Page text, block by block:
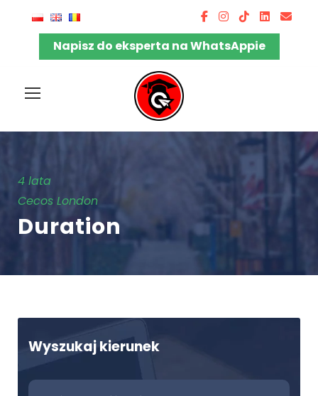
Napisz do eksperta na WhatsAppie
4 lata
Cecos London
Duration
Wyszukaj kierunek